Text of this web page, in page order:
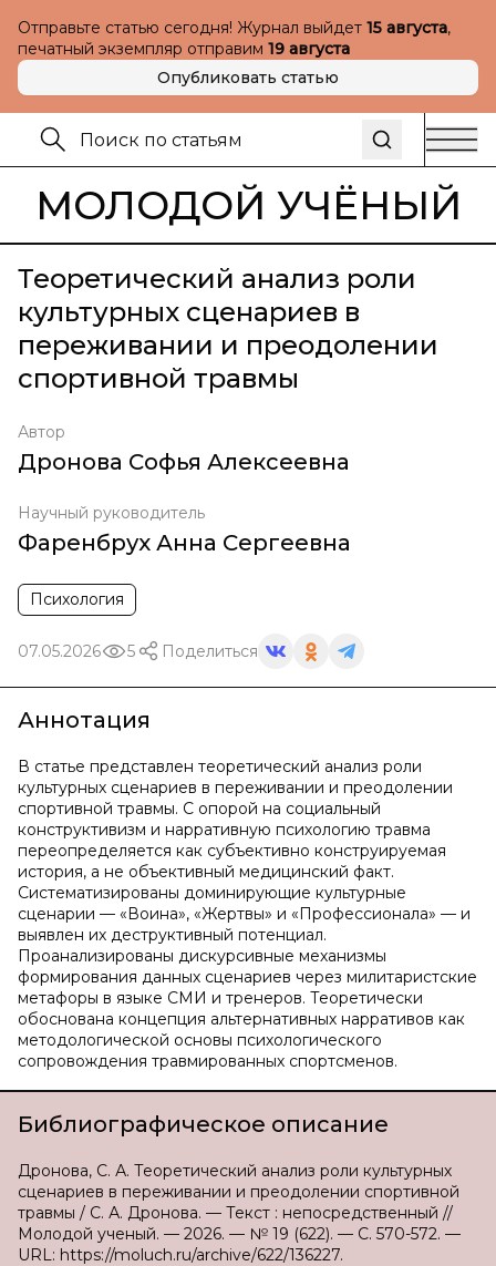
Отправьте статью сегодня! Журнал выйдет 15 августа,
печатный экземпляр отправим 19 августа
Опубликовать статью
МОЛОДОЙ УЧЁНЫЙ
Теоретический анализ роли
культурных сценариев в
переживании и преодолении
спортивной травмы
Автор
Дронова Софья Алексеевна
Научный руководитель
Фаренбрух Анна Сергеевна
Психология
07.05.2026 5 Поделиться
Аннотация
В статье представлен теоретический анализ роли
культурных сценариев в переживании и преодолении
спортивной травмы. С опорой на социальный
конструктивизм и нарративную психологию травма
переопределяется как субъективно конструируемая
история, а не объективный медицинский факт.
Систематизированы доминирующие культурные
сценарии — «Воина», «Жертвы» и «Профессионала» — и
выявлен их деструктивный потенциал.
Проанализированы дискурсивные механизмы
формирования данных сценариев через милитаристские
метафоры в языке СМИ и тренеров. Теоретически
обоснована концепция альтернативных нарративов как
методологической основы психологического
сопровождения травмированных спортсменов.
Библиографическое описание
Дронова, С. А. Теоретический анализ роли культурных
сценариев в переживании и преодолении спортивной
травмы / С. А. Дронова. — Текст : непосредственный //
Молодой ученый. — 2026. — № 19 (622). — С. 570-572. —
URL: https://moluch.ru/archive/622/136227.